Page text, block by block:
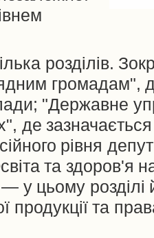
розділів.
громадам",
"Державне
де зазначається
рівня
та здоров'я
у цьому розділі
продукції та